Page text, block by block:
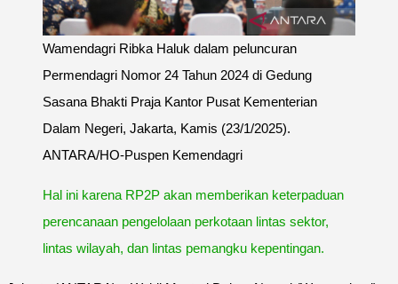
Wamendagri Ribka Haluk dalam peluncuran
Permendagri Nomor 24 Tahun 2024 di Gedung
Sasana Bhakti Praja Kantor Pusat Kementerian
Dalam Negeri, Jakarta, Kamis (23/1/2025).
ANTARA/HO-Puspen Kemendagri
Hal ini karena RP2P akan memberikan keterpaduan
perencanaan pengelolaan perkotaan lintas sektor,
lintas wilayah, dan lintas pemangku kepentingan.